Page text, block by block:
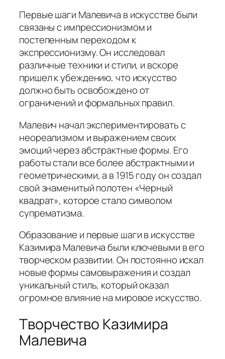
Первые шаги Малевича в искусстве были
связаны с импрессионизмом и
постепенным переходом к
экспрессионизму. Он исследовал
различные техники и стили, и вскоре
пришел к убеждению, что искусство
должно быть освобождено от
ограничений и формальных правил.
Малевич начал экспериментировать с
неореализмом и выражением своих
эмоций через абстрактные формы. Его
работы стали все более абстрактными и
геометрическими, а в 1915 году он создал
свой знаменитый полотен «Черный
квадрат», которое стало символом
супрематизма.
Образование и первые шаги в искусстве
Казимира Малевича были ключевыми в его
творческом развитии. Он постоянно искал
новые формы самовыражения и создал
уникальный стиль, который оказал
огромное влияние на мировое искусство.
Творчество Казимира
Малевича